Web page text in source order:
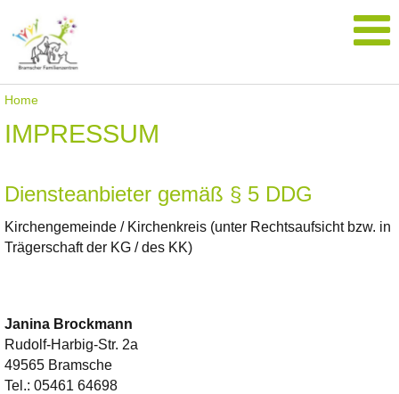
Home
IMPRESSUM
Diensteanbieter gemäß § 5 DDG
Kirchengemeinde / Kirchenkreis (unter Rechtsaufsicht bzw. in
Trägerschaft der KG / des KK)
Janina Brockmann
Rudolf-Harbig-Str. 2a
49565 Bramsche
Tel.: 05461 64698